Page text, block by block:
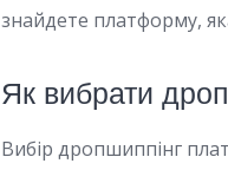
знайдете платформу,
Як вибрати
Вибір дропшиппінг